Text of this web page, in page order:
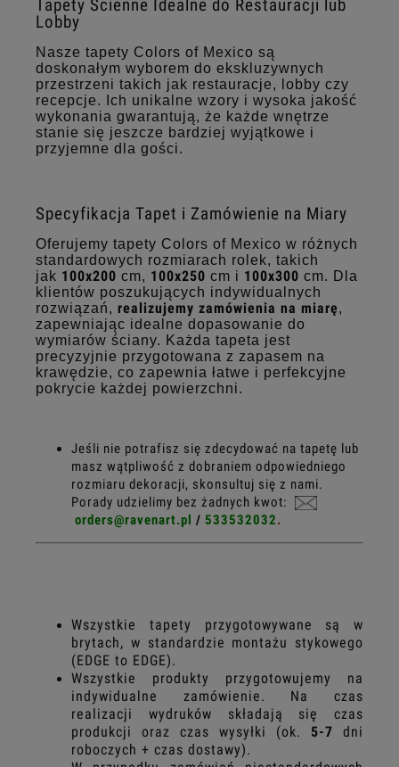
Tapety Ścienne Idealne do Restauracji lub
Lobby
Nasze tapety Colors of Mexico są
doskonałym wyborem do ekskluzywnych
przestrzeni takich jak restauracje, lobby czy
recepcje. Ich unikalne wzory i wysoka jakość
wykonania gwarantują, że każde wnętrze
stanie się jeszcze bardziej wyjątkowe i
przyjemne dla gości.
Specyfikacja Tapet i Zamówienie na Miary
Oferujemy tapety Colors of Mexico w różnych
standardowych rozmiarach rolek, takich
jak 100x200 cm, 100x250 cm i 100x300 cm. Dla
klientów poszukujących indywidualnych
rozwiązań, realizujemy zamówienia na miarę,
zapewniając idealne dopasowanie do
wymiarów ściany. Każda tapeta jest
precyzyjnie przygotowana z zapasem na
krawędzie, co zapewnia łatwe i perfekcyjne
pokrycie każdej powierzchni.
Jeśli nie potrafisz się zdecydować na tapetę lub
masz wątpliwość z dobraniem odpowiedniego
rozmiaru dekoracji, skonsultuj się z nami.
Porady udzielimy bez żadnych kwot:
orders@ravenart.pl / 533532032.
Wszystkie tapety przygotowywane są w
brytach, w standardzie montażu stykowego
(EDGE to EDGE).
Wszystkie produkty przygotowujemy na
indywidualne zamówienie. Na czas
realizacji wydruków składają się czas
produkcji oraz czas wysyłki (ok. 5-7 dni
roboczych + czas dostawy).